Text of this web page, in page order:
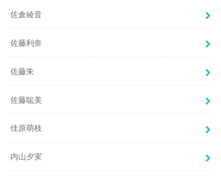
佐倉綾音
佐藤利奈
佐藤朱
佐藤聡美
佳原萌枝
内山夕実